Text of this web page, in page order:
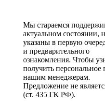
Мы стараемся
актуальном состоянии,
указаны в первую
и предварительного
ознакомления. Чтобы
получить персональное
нашим менеджерам.
Предложение не
(ст. 435 ГК РФ).